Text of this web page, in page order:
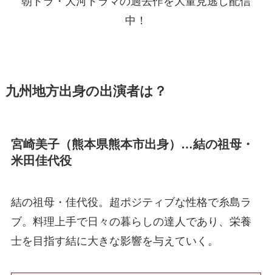
中！
九州地方出身の出演者は？
宮崎美子（熊本県熊本市出身）…結の祖母・
米田佳代役
結の祖母・佳代役。超ポジティブな性格で糸島ラ
ブ。料理上手で日々の暮らしの達人であり、栄養
士を目指す結に大きな影響を与えていく。